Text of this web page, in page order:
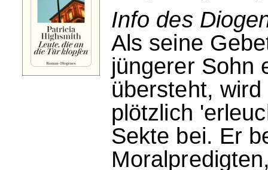
Info des
Als seine
jüngerer Sohn
übersteht,
plötzlich
Sekte bei. Er